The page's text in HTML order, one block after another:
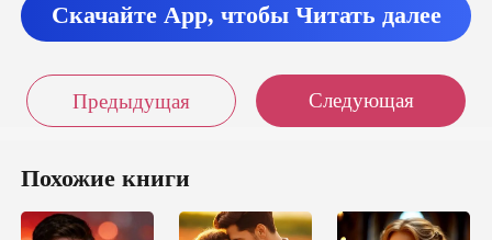
Скачайте App, чтобы Читать далее
Предыдущая Следующая
Похожие книги